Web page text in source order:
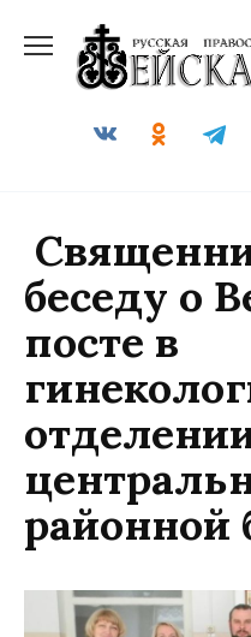
содержанию
беседу о
посте в